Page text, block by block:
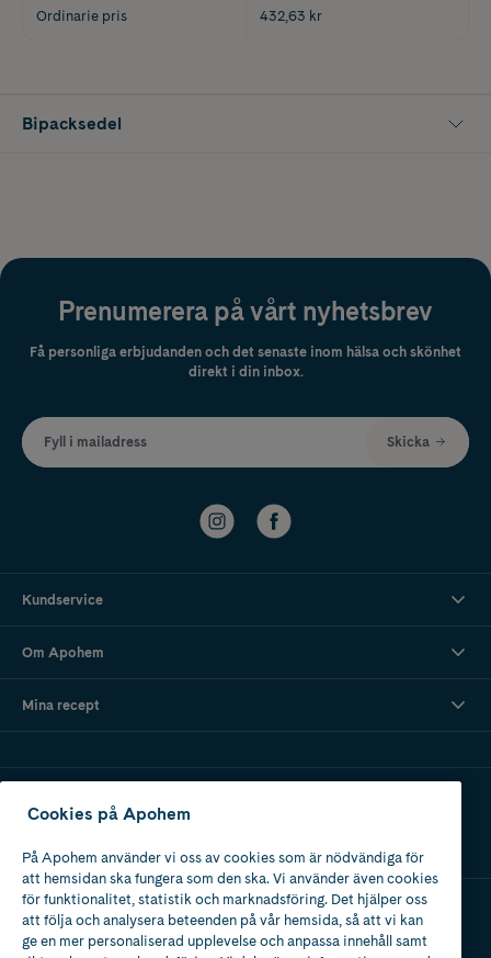
Ordinarie pris 432,63 kr
Bipacksedel
Prenumerera på vårt nyhetsbrev
Få personliga erbjudanden och det senaste inom hälsa och skönhet
direkt i din inbox.
Fyll i mailadress Skicka
Kundservice
Om Apohem
Mina recept
Apotek med tillstånd
av Läkemedelsverket
Cookies på Apohem
På Apohem använder vi oss av cookies som är nödvändiga för
att hemsidan ska fungera som den ska. Vi använder även cookies
för funktionalitet, statistik och marknadsföring. Det hjälper oss
att följa och analysera beteenden på vår hemsida, så att vi kan
ge en mer personaliserad upplevelse och anpassa innehåll samt